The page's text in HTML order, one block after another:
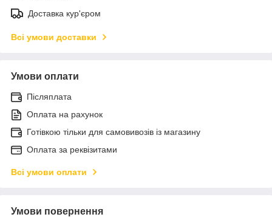
Доставка кур'єром
Всі умови доставки
Умови оплати
Післяплата
Оплата на рахунок
Готівкою тільки для самовивозів із магазину
Оплата за реквізитами
Всі умови оплати
Умови повернення